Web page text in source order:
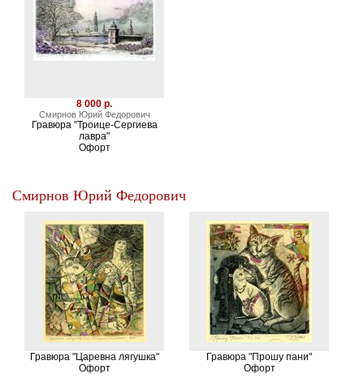
8 000 р.
Смирнов Юрий Федорович
Гравюра "Троице-Сергиева
лавра"
Офорт
Смирнов Юрий Федорович
Гравюра "Царевна лягушка"
Офорт
Гравюра "Прошу пани"
Офорт